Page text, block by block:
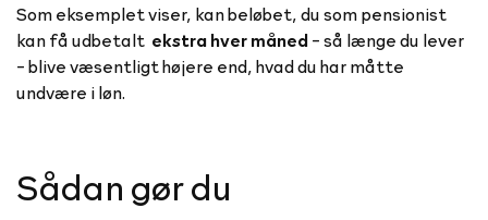
Som eksemplet viser, kan beløbet, du som pensionist
kan få udbetalt ekstra hver måned- så længe du lever
- blive væsentligt højere end, hvad du har måtte
undvære i løn.
Sådan gør du